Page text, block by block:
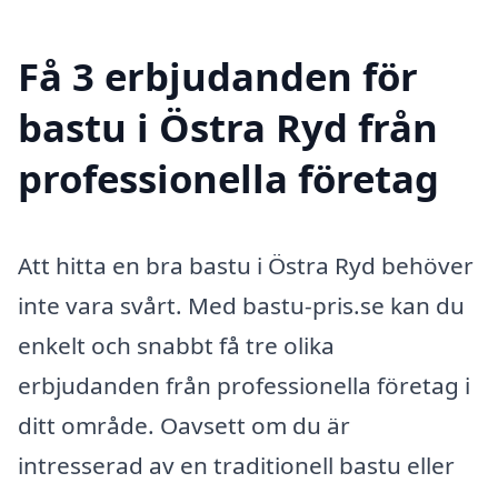
Få 3 erbjudanden för
bastu i Östra Ryd från
professionella företag
Att hitta en bra bastu i Östra Ryd behöver
inte vara svårt. Med bastu-pris.se kan du
enkelt och snabbt få tre olika
erbjudanden från professionella företag i
ditt område. Oavsett om du är
intresserad av en traditionell bastu eller